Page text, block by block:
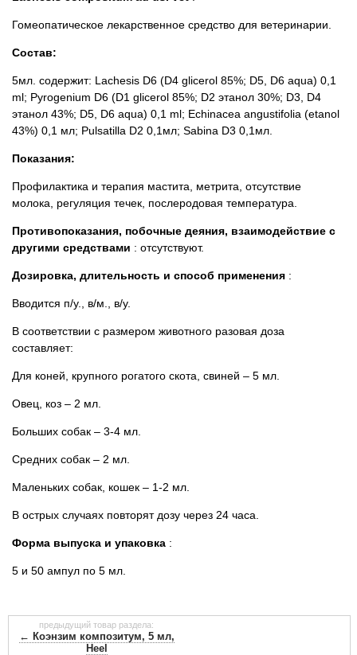
Гомеопатическое лекарственное средство для ветеринарии.
Состав:
5мл. содержит: Lachesis D6 (D4 glicerol 85%; D5, D6 aqua) 0,1
ml; Pyrogenium D6 (D1 glicerol 85%; D2 этанол 30%; D3, D4
этанол 43%; D5, D6 aqua) 0,1 ml; Echinacea angustifolia (etanol
43%) 0,1 мл; Pulsatilla D2 0,1мл; Sabina D3 0,1мл.
Показания:
Профилактика и терапия мастита, метрита, отсутствие
молока, регуляция течек, послеродовая температура.
Противопоказания, побочные деяния, взаимодействие с
другими средствами : отсутствуют.
Дозировка, длительность и способ применения :
Вводится п/у., в/м., в/у.
В соответствии с размером животного разовая доза
составляет:
Для коней, крупного рогатого скота, свиней – 5 мл.
Овец, коз – 2 мл.
Больших собак – 3-4 мл.
Средних собак – 2 мл.
Маленьких собак, кошек – 1-2 мл.
В острых случаях повторят дозу через 24 часа.
Форма выпуска и упаковка :
5 и 50 ампул по 5 мл.
предыдущий товар раздела:
← Коэнзим композитум, 5 мл,
Heel
Товары для голубей
Товары для грызунов
Товары для лошадей
Товары для людей
Популярные зоотовары
Архив / Снято с производства